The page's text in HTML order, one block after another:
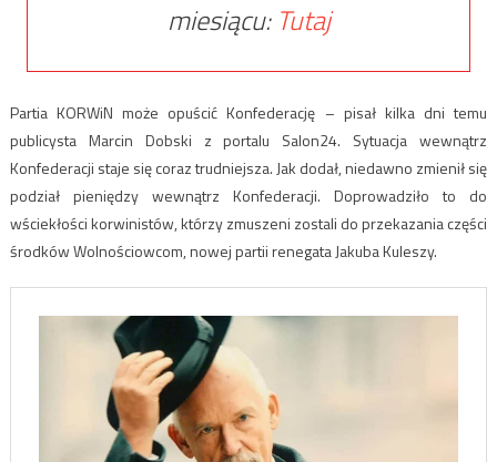
miesiącu: Tutaj
Partia KORWiN może opuścić Konfederację – pisał kilka dni temu
publicysta Marcin Dobski z portalu Salon24. Sytuacja wewnątrz
Konfederacji staje się coraz trudniejsza. Jak dodał, niedawno zmienił się
podział pieniędzy wewnątrz Konfederacji. Doprowadziło to do
wściekłości korwinistów, którzy zmuszeni zostali do przekazania części
środków Wolnościowcom, nowej partii renegata Jakuba Kuleszy.